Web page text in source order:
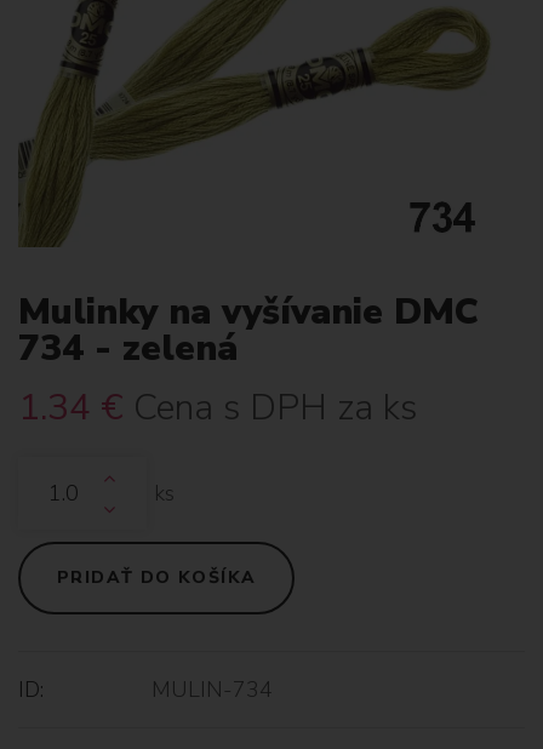
Mulinky na vyšívanie DMC
734 - zelená
1.34 € Cena s DPH za ks
ks
PRIDAŤ DO KOŠÍKA
ID: MULIN-734